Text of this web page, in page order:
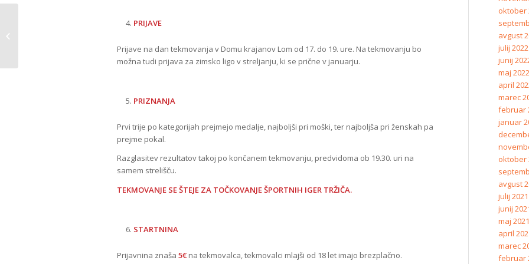
PRIJAVE
Prijave na dan tekmovanja v Domu krajanov Lom od 17. do 19. ure. Na tekmovanju bo
možna tudi prijava za zimsko ligo v streljanju, ki se prične v januarju.
PRIZNANJA
Prvi trije po kategorijah prejmejo medalje, najboljši pri moški, ter najboljša pri ženskah pa
prejme pokal.
Razglasitev rezultatov takoj po končanem tekmovanju, predvidoma ob 19.30. uri na
samem strelišču.
TEKMOVANJE SE ŠTEJE ZA TOČKOVANJE ŠPORTNIH IGER TRŽIČA.
STARTNINA
Prijavnina znaša 5€ na tekmovalca, tekmovalci mlajši od 18 let imajo brezplačno.
oktober
avgust
julij 2022
junij
maj 2022
april
marec
februar
januar
oktober
avgust
julij 2021
junij
maj 2021
april
marec
februar